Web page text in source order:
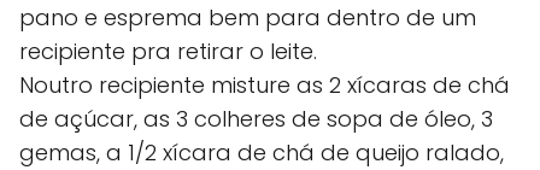
pano e esprema bem para dentro de um
recipiente pra retirar o leite.
Noutro recipiente misture as 2 xícaras de chá
de açúcar, as 3 colheres de sopa de óleo, 3
gemas, a 1/2 xícara de chá de queijo ralado,